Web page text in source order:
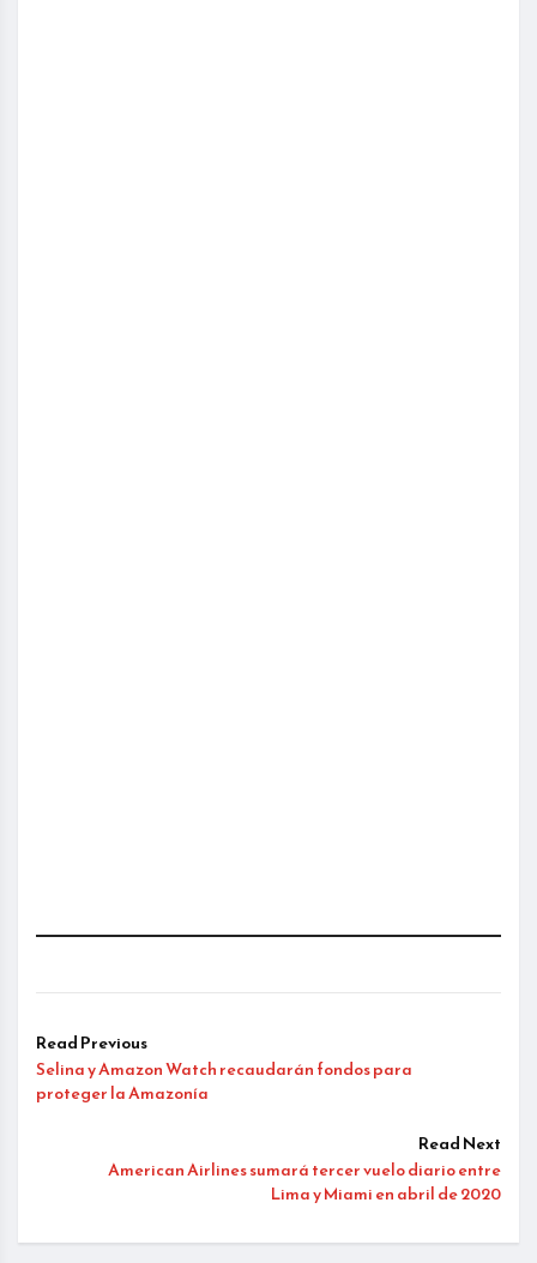
Read Previous
Selina y Amazon Watch recaudarán fondos para
proteger la Amazonía
Read Next
American Airlines sumará tercer vuelo diario entre
Lima y Miami en abril de 2020